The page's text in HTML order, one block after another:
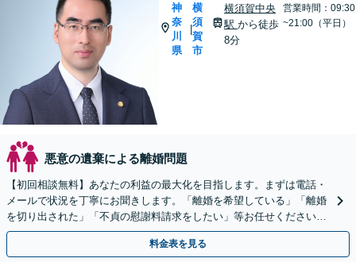
神
奈
川
県
|
横
須
賀
市
横須賀中央
駅 から徒歩
8分
営業時間：09:30
~21:00（平日）
悪意の遺棄による離婚問題
【初回相談無料】あなたの利益の最大化を目指します。まずは電話・
メールで状況を丁寧にお聞きします。「離婚を希望している」「離婚
を切り出された」「不貞の慰謝料請求をしたい」等お任せください。
【リーズナブルな料金設定】
料金表を見る